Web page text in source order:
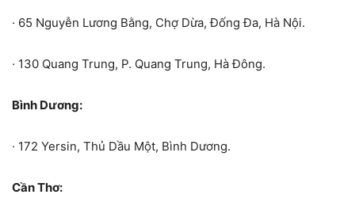
· 65 Nguyễn Lương Bằng, Chợ Dừa, Đống Đa, Hà Nội.
· 130 Quang Trung, P. Quang Trung, Hà Đông.
Bình Dương:
· 172 Yersin, Thủ Dầu Một, Bình Dương.
Cần Thơ: